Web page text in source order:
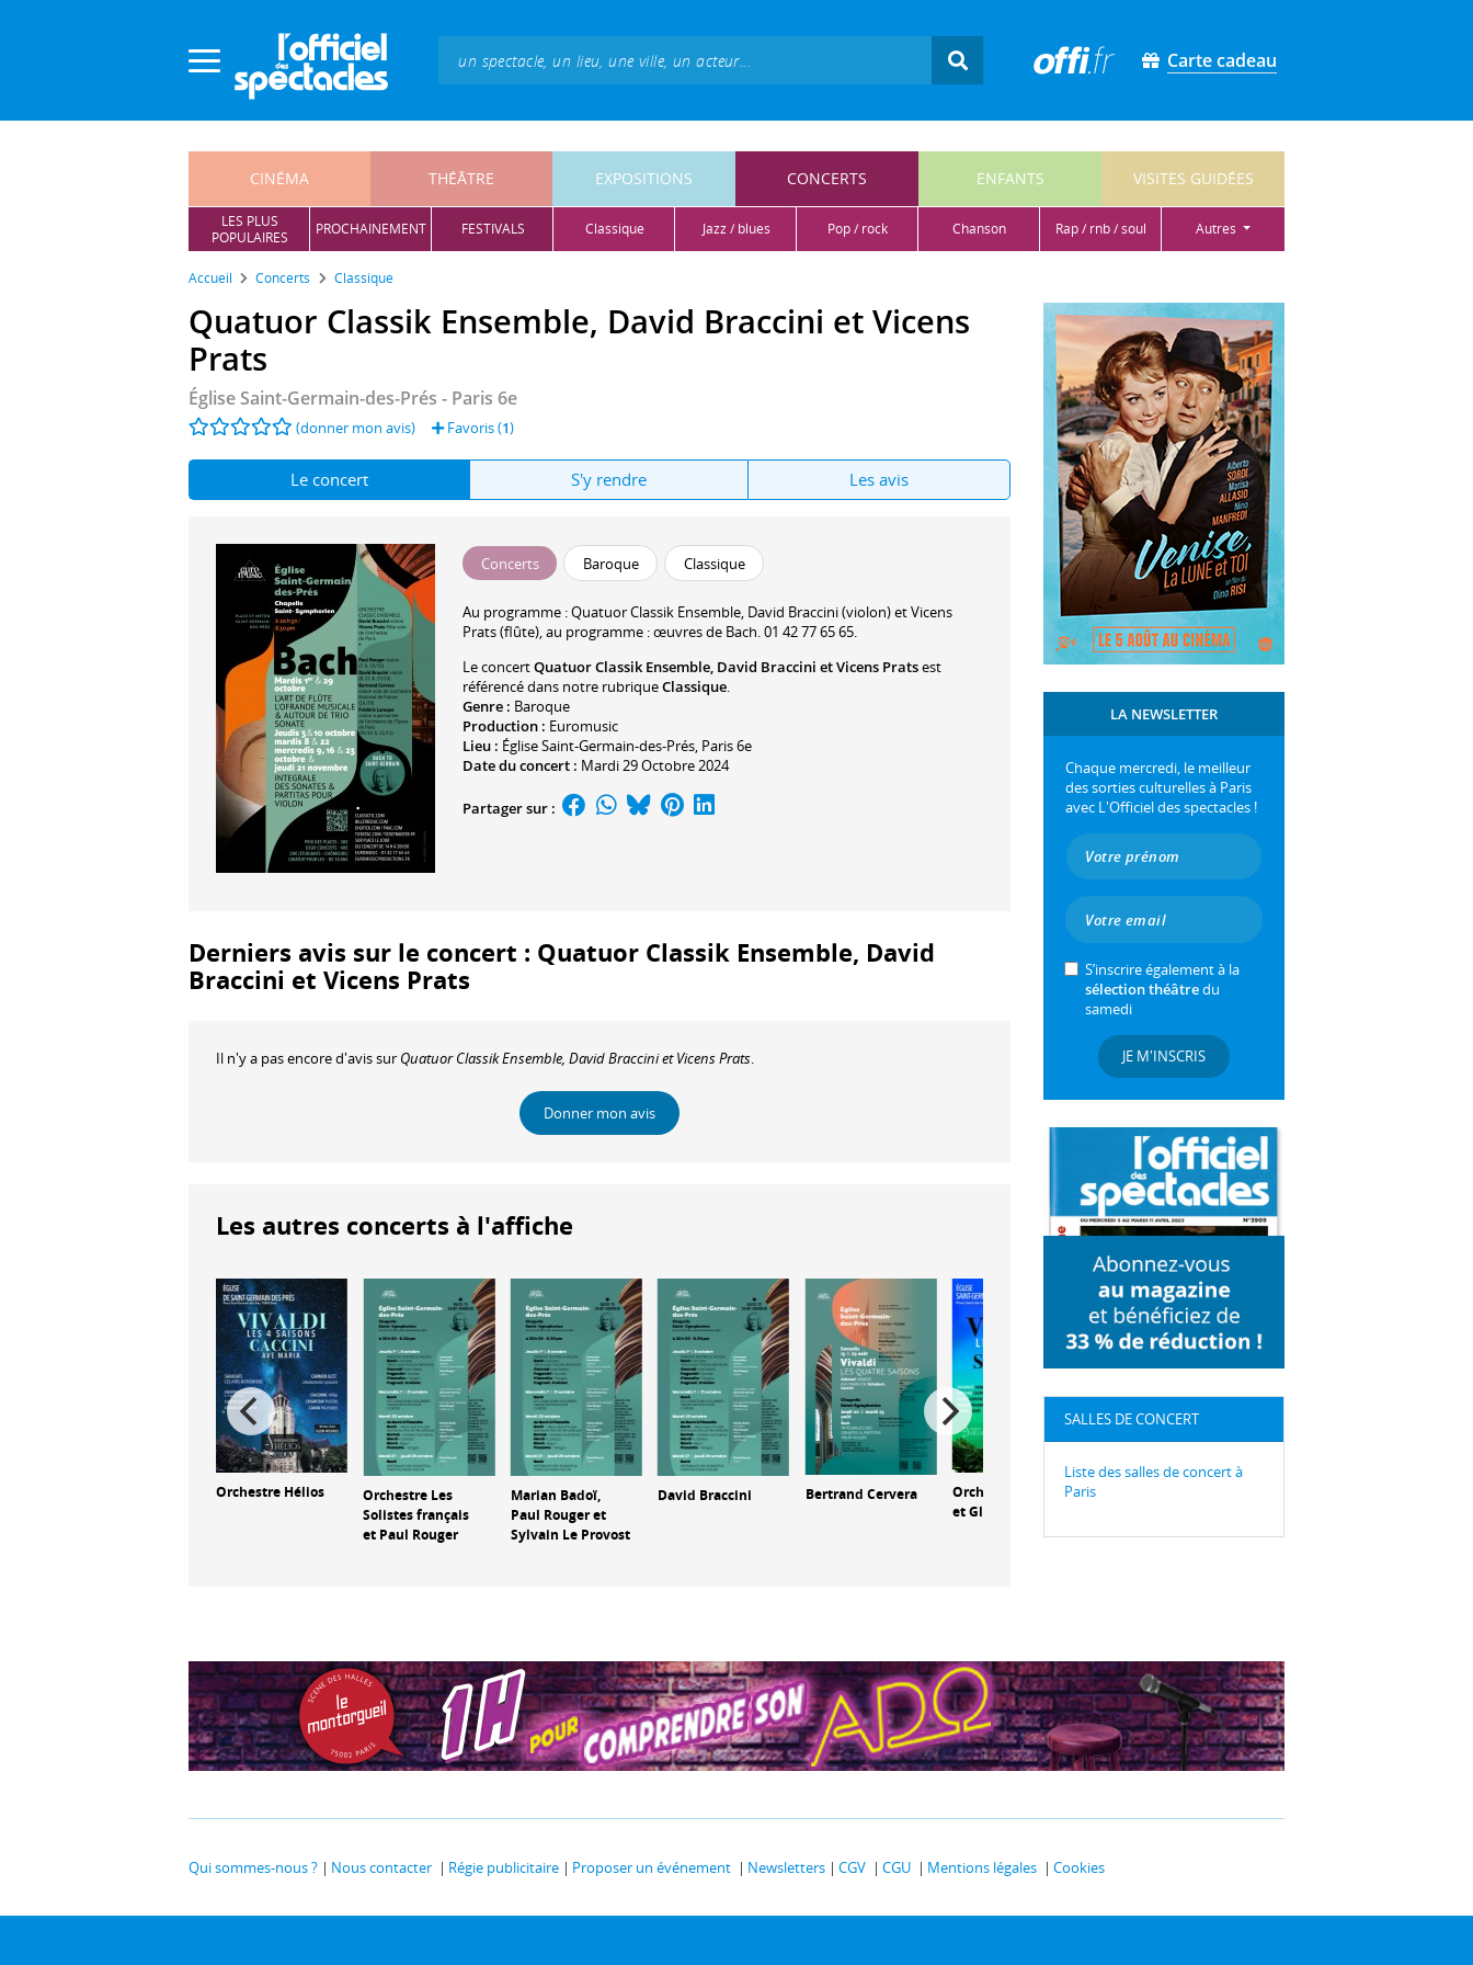
Carte cadeau
CINÉMA THÉÂTRE EXPOSITIONS CONCERTS ENFANTS VISITES GUIDÉES
LES PLUS
POPULAIRES
PROCHAINEMENT FESTIVALS classique jazz / blues pop / rock chanson rap / rnb / soul autres
Accueil Concerts Classique
Quatuor Classik Ensemble, David Braccini et Vicens
Prats
Église Saint-Germain-des-Prés - Paris 6e
(donner mon avis) Favoris (1)
Le concert S'y rendre Les avis
Concerts Baroque Classique
Au programme :Quatuor Classik Ensemble, David Braccini(violon) etVicens
Prats(flûte), au programme : œuvres de Bach. 01 42 77 65 65.
Le concertQuatuor Classik Ensemble, David Braccini et Vicens Pratsest
référencé dans notre rubriqueClassique.
Genre : Baroque
Production : Euromusic
Lieu : Église Saint-Germain-des-Prés, Paris 6e
Date du concert : Mardi 29 Octobre 2024
Partager sur :
Derniers avis sur le concert : Quatuor Classik Ensemble, David
Braccini et Vicens Prats
Il n'y a pas encore d'avis sur Quatuor Classik Ensemble, David Braccini et Vicens Prats
Donner mon avis
Les autres concerts à l'affiche
Orchestre Hélios
Orchestre Les
Solistes français
et Paul Rouger
Marian Badoï,
Paul Rouger et
Sylvain Le Provost
David Braccini Bertrand Cervera
Orchestre Hélios
et Glen Rouxel
LA NEWSLETTER
Chaque mercredi, le meilleur
des sorties culturelles à Paris
avec L'Officiel des spectacles !
S’inscrire également à la
sélection théâtredu
samedi
JE M'INSCRIS
SALLES DE CONCERT
Liste des salles de concert à
Paris
Qui sommes-nous ? Nous contacter Régie publicitaire Proposer un événement Newsletters CGV CGU Mentions légales Cookies